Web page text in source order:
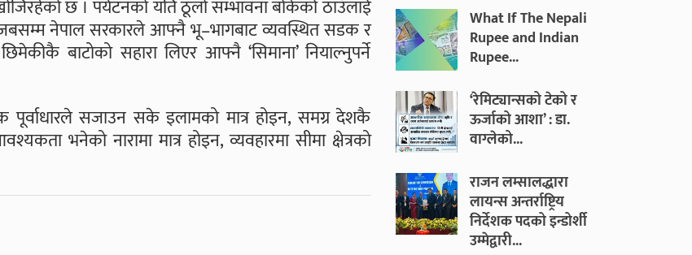
छ । पर्यटनको यति ठूलो सम्भावना बोकेको ठाउँलाई
जबसम्म नेपाल सरकारले आफ्नै भू–भागबाट व्यवस्थित सडक र
बाटोको सहारा लिएर आफ्नै ‘सिमाना’ नियाल्नुपर्ने
पूर्वाधारले सजाउन सके इलामको मात्र होइन, समग्र देशकै
भनेको नारामा मात्र होइन, व्यवहारमा सीमा क्षेत्रको
What If The Nepali
Rupee and Indian
Rupee...
‘रेमिट्यान्सको टेको र
ऊर्जाको आशा’ : डा.
वाग्लेको...
राजन लम्सालद्धारा
लायन्स अन्तर्राष्ट्रिय
निर्देशक पदको इन्डोर्शी
उम्मेद्वारी...